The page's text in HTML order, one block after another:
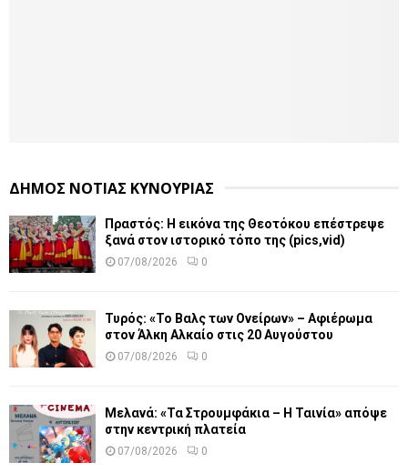
ΔΗΜΟΣ ΝΟΤΙΑΣ ΚΥΝΟΥΡΙΑΣ
Πραστός: Η εικόνα της Θεοτόκου επέστρεψε
ξανά στον ιστορικό τόπο της (pics,vid)
07/08/2026 0
Τυρός: «Το Βαλς των Ονείρων» – Αφιέρωμα
στον Άλκη Αλκαίο στις 20 Αυγούστου
07/08/2026 0
Μελανά: «Τα Στρουμφάκια – Η Ταινία» απόψε
στην κεντρική πλατεία
07/08/2026 0